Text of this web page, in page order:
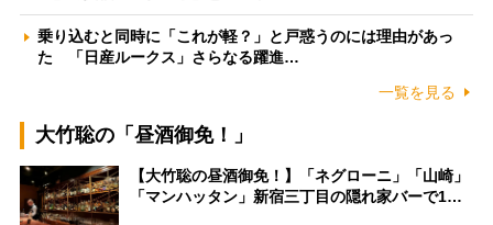
乗り込むと同時に「これが軽？」と戸惑うのには理由があっ
た 「日産ルークス」さらなる躍進…
一覧を見る
大竹聡の「昼酒御免！」
【大竹聡の昼酒御免！】「ネグローニ」「山崎」
「マンハッタン」新宿三丁目の隠れ家バーで1…